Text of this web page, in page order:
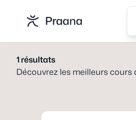
1résultats
Découvrez les meilleurs cours